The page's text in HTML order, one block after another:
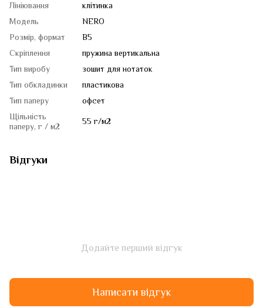
Лініювання
клітинка
Модель
NERO
Розмір, формат
B5
Скріплення
пружина вертикальна
Тип виробу
зошит для нотаток
Тип обкладинки
пластикова
Тип паперу
офсет
Щільність
паперу, г / м2
55 г/м2
Відгуки
Додайте перший відгук
Написати відгук